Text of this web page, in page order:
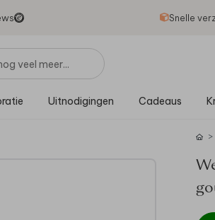
Snelle
Uitnodigingen Cadeaus